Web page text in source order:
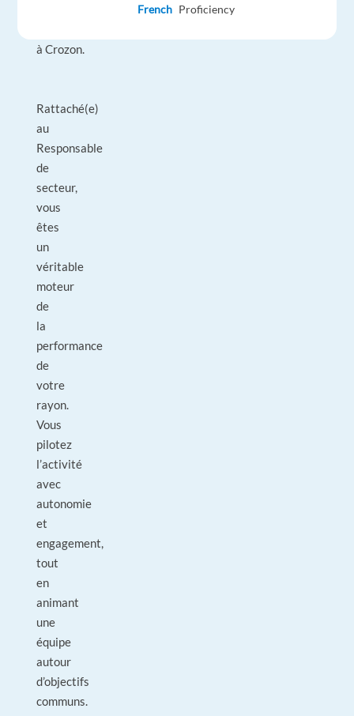
à Crozon.
Rattaché(e)
au
Responsable
de
secteur,
vous
êtes
un
véritable
moteur
de
la
performance
de
votre
rayon.
Vous
pilotez
l’activité
avec
autonomie
et
engagement,
tout
en
animant
une
équipe
autour
d’objectifs
communs.
French Proficiency